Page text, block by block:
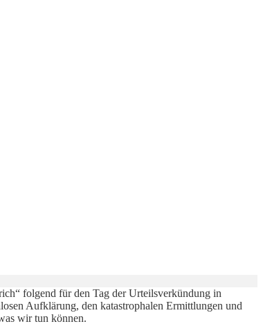
folgend für den Tag der Urteilsverkündung in
Aufklärung, den katastrophalen Ermittlungen und
wir tun können.